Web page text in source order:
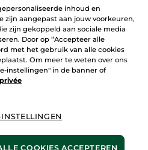
inhoud en
zijn aangepast aan jouw voorkeuren,
zijn gekoppeld aan sociale media
Door op “Accepteer alle
met het gebruik van alle cookies
Om meer te weten over ons
instellingen" in de banner of
COOKIES ACCEPTEREN